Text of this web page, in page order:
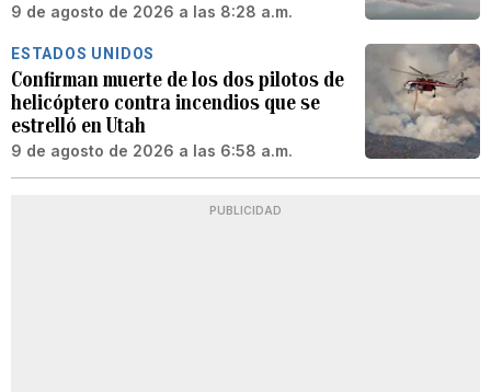
9 de agosto de 2026 a las 8:28 a.m.
ESTADOS UNIDOS
Confirman muerte de los dos pilotos de
helicóptero contra incendios que se
estrelló en Utah
9 de agosto de 2026 a las 6:58 a.m.
PUBLICIDAD